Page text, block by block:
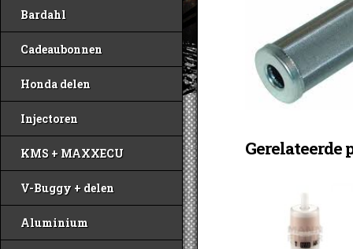
Bardahl
Cadeaubonnen
Honda delen
Injectoren
KMS + MAXXECU
V-Buggy + delen
Aluminium
Gerelateerde